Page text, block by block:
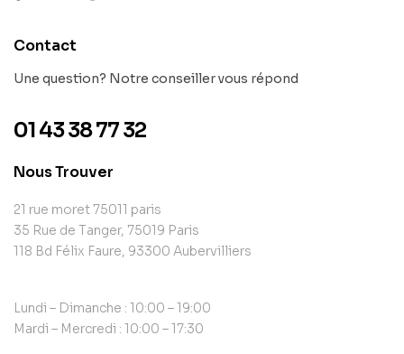
Contact
Une question? Notre conseiller vous répond
01 43 38 77 32
Nous Trouver
21 rue moret 75011 paris
35 Rue de Tanger, 75019 Paris
118 Bd Félix Faure, 93300 Aubervilliers
Lundi – Dimanche : 10:00 – 19:00
Mardi – Mercredi : 10:00 – 17:30